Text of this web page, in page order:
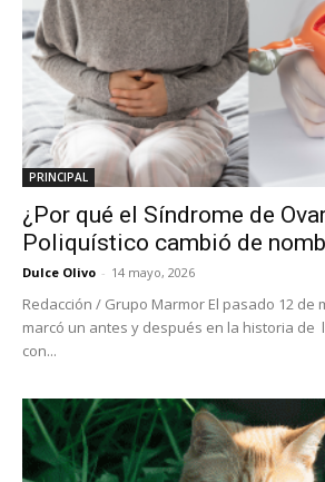
PRINCIPAL
¿Por qué el Síndrome de
Poliquístico cambió de
Dulce Olivo - 14 mayo, 2026
Redacción / Grupo Marmor El pasado 12 de
marcó un antes y después en la historia de
con...